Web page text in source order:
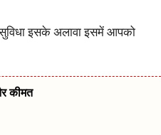
इसके अलावा इसमें आपको
कीमत